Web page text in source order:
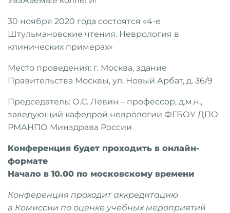
30 ноября 2020 года состоятся «4-е
Штульмановские чтения. Неврология в
клинических примерах»
Место проведения: г. Москва, здание
Правительства Москвы, ул. Новый Арбат, д. 36/9
Председатель: О.С. Левин – профессор, д.м.н.,
заведующий кафедрой неврологии ФГБОУ ДПО
РМАНПО Минздрава России
Конференция будет проходить в онлайн-
формате
Начало в 10.00 по московскому времени
Конференция проходит аккредитацию
в Комиссии по оценке учебных мероприятий